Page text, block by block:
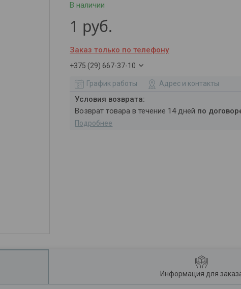
В наличии
1 руб.
Заказ только по телефону
+375 (29) 667-37-10
График работы Адрес и контакты
возврат товара в течение 14 дней по
Подробнее
Информация для